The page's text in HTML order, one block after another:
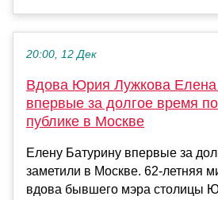
20:00, 12 Дек
Вдова Юрия Лужкова Елена
впервые за долгое время
публике в Москве
Елену Батурину впервые за
заметили в Москве. 62-летняя
вдова бывшего мэра столицы